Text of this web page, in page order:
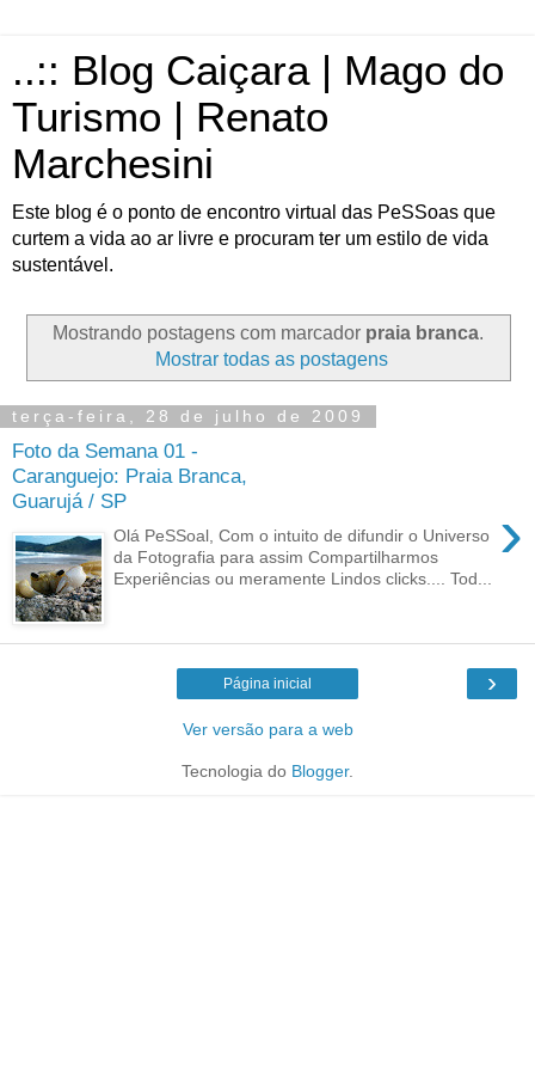
..:: Blog Caiçara | Mago do
Turismo | Renato
Marchesini
Este blog é o ponto de encontro virtual das PeSSoas que
curtem a vida ao ar livre e procuram ter um estilo de vida
sustentável.
Mostrando postagens com marcador praia branca.
Mostrar todas as postagens
terça-feira, 28 de julho de 2009
Foto da Semana 01 -
Caranguejo: Praia Branca,
Guarujá / SP
›
Olá PeSSoal, Com o intuito de difundir o Universo
da Fotografia para assim Compartilharmos
Experiências ou meramente Lindos clicks.... Tod...
›
Página inicial
Ver versão para a web
Tecnologia do Blogger.